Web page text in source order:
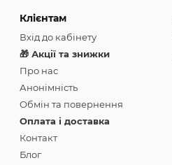
Клієнтам
Вхід до кабінету
🎁 Акції та знижки
Про нас
Анонімність
Обмін та повернення
Оплата і доставка
Контакт
Блог